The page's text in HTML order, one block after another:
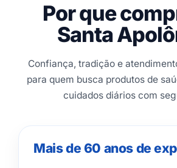
Por que
Santa
Confiança, tradição e
para quem busca produtos de
cuidados diários com
Mais de 60 anos de